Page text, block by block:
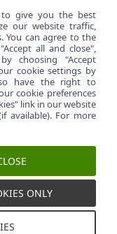
Cookie файлдарын
give you the best
our website traffic,
You can agree to the
all and close",
choosing "Accept
cookie settings by
have the right to
cookie preferences
link in our website
available). For more
ONLY